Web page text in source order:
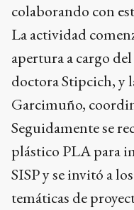
colaborando con
La actividad
apertura a cargo
doctora Stipcich, y
Garcimuño,
Seguidamente se
plástico PLA para
SISP y se invitó a
temáticas de